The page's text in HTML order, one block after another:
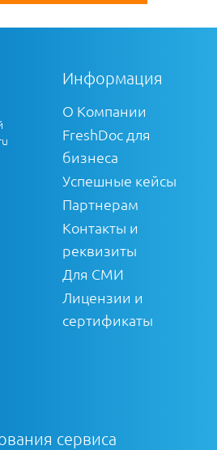
Информация
О Компании
FreshDoc для
бизнеса
Успешные кейсы
Партнерам
Контакты и
реквизиты
Для СМИ
Лицензии и
сертификаты
сервиса